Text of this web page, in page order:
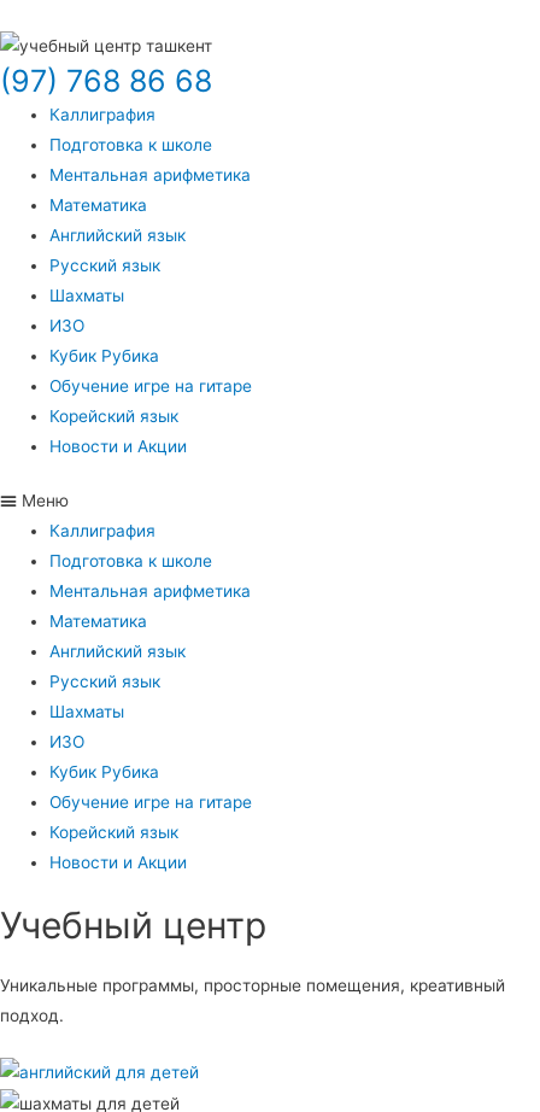
(97) 768 86 68
Каллиграфия
Подготовка к школе
Ментальная арифметика
Математика
Английский язык
Русский язык
Шахматы
ИЗО
Кубик Рубика
Обучение игре на гитаре
Корейский язык
Новости и Акции
Меню
Каллиграфия
Подготовка к школе
Ментальная арифметика
Математика
Английский язык
Русский язык
Шахматы
ИЗО
Кубик Рубика
Обучение игре на гитаре
Корейский язык
Новости и Акции
Учебный центр​
Уникальные программы, просторные помещения, креативный
подход.